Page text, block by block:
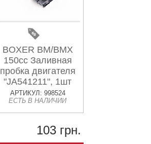
BOXER BM/BMX
150cc Заливная
пробка двигателя
"JA541211", 1шт
АРТИКУЛ: 998524
ЕСТЬ В НАЛИЧИИ
103 грн.